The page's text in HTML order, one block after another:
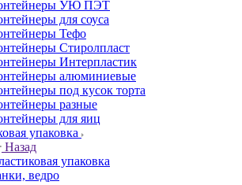
УЮ ПЭТ
для соуса
Тефо
Стиролпласт
Интерпластик
алюминиевые
под кусок торта
разные
для яиц
упаковка
Назад
упаковка
ведро